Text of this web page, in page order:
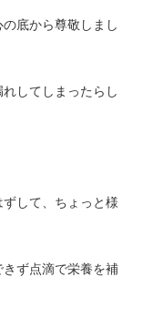
底から尊敬しまし
してしまったらし
して、ちょっと様
ず点滴で栄養を補